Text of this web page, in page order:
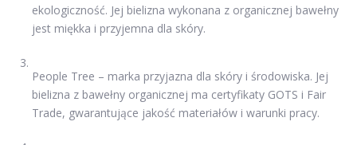
ekologiczność. Jej bielizna wykonana z organicznej bawełny
jest miękka i przyjemna dla skóry.
People Tree – marka przyjazna dla skóry i środowiska. Jej
bielizna z bawełny organicznej ma certyfikaty GOTS i Fair
Trade, gwarantujące jakość materiałów i warunki pracy.